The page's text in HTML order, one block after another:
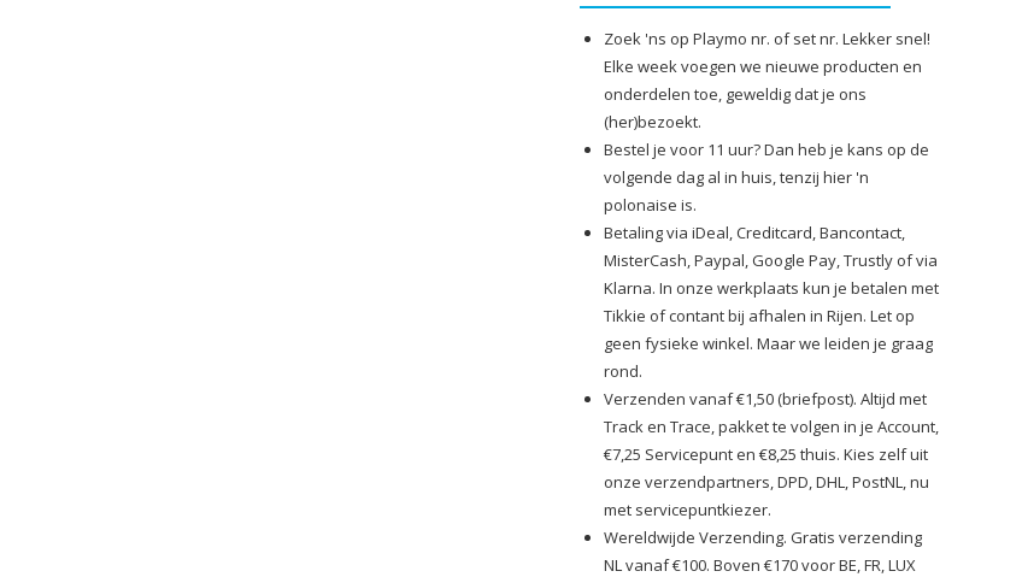
Zoek 'ns op Playmo nr. of set nr. Lekker snel!
Elke week voegen we nieuwe producten en
onderdelen toe, geweldig dat je ons
(her)bezoekt.
Bestel je voor 11 uur? Dan heb je kans op de
volgende dag al in huis, tenzij hier 'n
polonaise is.
Betaling via iDeal, Creditcard, Bancontact,
MisterCash, Paypal, Google Pay, Trustly of via
Klarna. In onze werkplaats kun je betalen met
Tikkie of contant bij afhalen in Rijen. Let op
geen fysieke winkel. Maar we leiden je graag
rond.
Verzenden vanaf €1,50 (briefpost). Altijd met
Track en Trace, pakket te volgen in je Account,
€7,25 Servicepunt en €8,25 thuis. Kies zelf uit
onze verzendpartners, DPD, DHL, PostNL, nu
met servicepuntkiezer.
Wereldwijde Verzending. Gratis verzending
NL vanaf €100. Boven €170 voor BE, FR, LUX